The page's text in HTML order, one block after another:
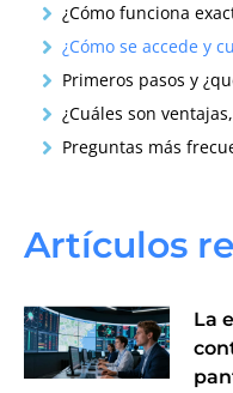
Preguntas más
Artículos
La